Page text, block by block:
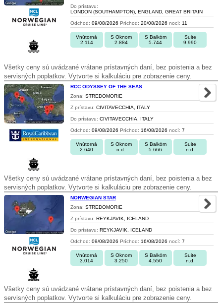
Do prístavu:
LONDON (SOUTHAMPTON), ENGLAND, GREAT BRITAIN
Odchod: 09/08/2026 Príchod: 20/08/2026 nocí: 11
Vnútorná
2.114
S Oknom
2.884
S Balkóm
5.744
Suite
9.990
Všetky ceny sú uvádzané vrátane prístavných daní, bez poistenia a bez
servisných poplatkov. Vytvorte si kalkuláciu pre zobrazenie ceny.
RCC ODYSSEY OF THE SEAS
Zona: STREDOMORIE
Z prístavu: CIVITAVECCHIA, ITALY
Do prístavu: CIVITAVECCHIA, ITALY
Odchod: 09/08/2026 Príchod: 16/08/2026 nocí: 7
Vnútorná
2.640
S Oknom
n.d.
S Balkóm
5.666
Suite
n.d.
Všetky ceny sú uvádzané vrátane prístavných daní, bez poistenia a bez
servisných poplatkov. Vytvorte si kalkuláciu pre zobrazenie ceny.
NORWEGIAN STAR
Zona: STREDOMORIE
Z prístavu: REYKJAVIK, ICELAND
Do prístavu: REYKJAVIK, ICELAND
Odchod: 09/08/2026 Príchod: 16/08/2026 nocí: 7
Vnútorná
3.014
S Oknom
3.250
S Balkóm
4.550
Suite
n.d.
Všetky ceny sú uvádzané vrátane prístavných daní, bez poistenia a bez
servisných poplatkov. Vytvorte si kalkuláciu pre zobrazenie ceny.